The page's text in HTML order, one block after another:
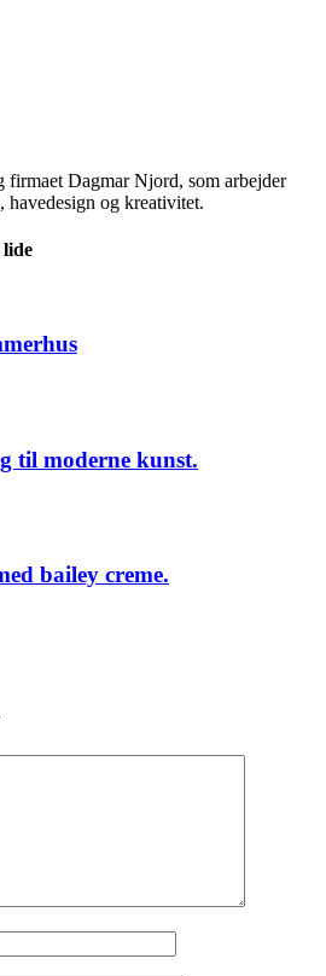
firmaet Dagmar Njord, som arbejder
havedesign og kreativitet.
lide
til moderne kunst.
bailey creme.